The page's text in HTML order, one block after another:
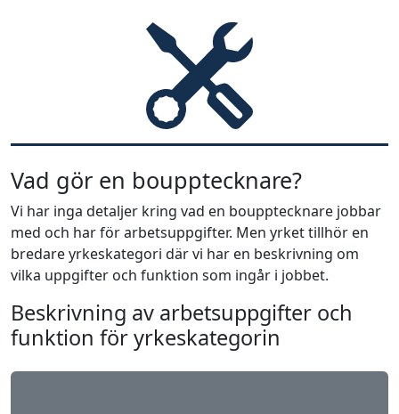
Vad gör en boupptecknare?
Vi har inga detaljer kring vad en boupptecknare jobbar
med och har för arbetsuppgifter. Men yrket tillhör en
bredare yrkeskategori där vi har en beskrivning om
vilka uppgifter och funktion som ingår i jobbet.
Beskrivning av arbetsuppgifter och
funktion för yrkeskategorin